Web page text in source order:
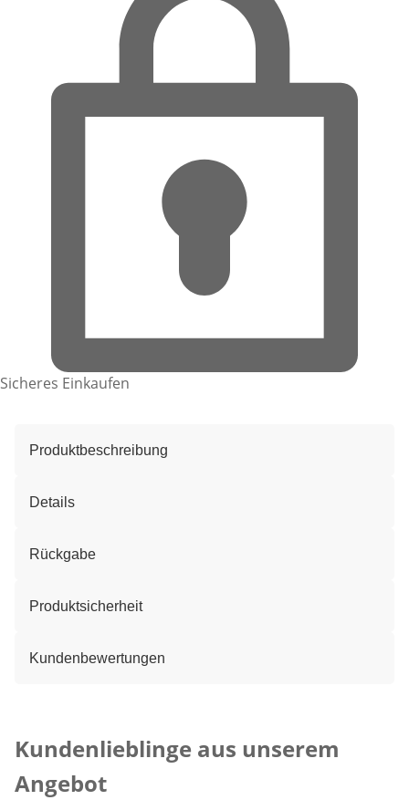
Sicheres Einkaufen
Produktbeschreibung
Details
Rückgabe
Produktsicherheit
Kundenbewertungen
Kundenlieblinge aus unserem
Angebot